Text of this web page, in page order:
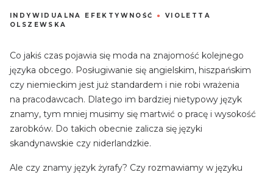
INDYWIDUALNA EFEKTYWNOŚĆ ●
VIOLETTA
OLSZEWSKA
Co jakiś czas pojawia się moda na znajomość kolejnego
języka obcego. Posługiwanie się angielskim, hiszpańskim
czy niemieckim jest już standardem i nie robi wrażenia
na pracodawcach. Dlatego im bardziej nietypowy język
znamy, tym mniej musimy się martwić o pracę i wysokość
zarobków. Do takich obecnie zalicza się języki
skandynawskie czy niderlandzkie.
Ale czy znamy język żyrafy? Czy rozmawiamy w języku